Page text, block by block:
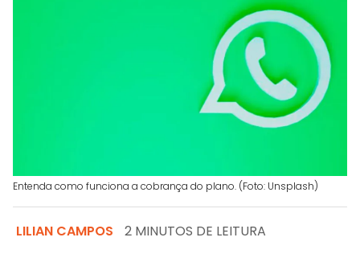
Entenda como funciona a cobrança do plano. (Foto: Unsplash)
LILIAN CAMPOS 2 MINUTOS DE LEITURA